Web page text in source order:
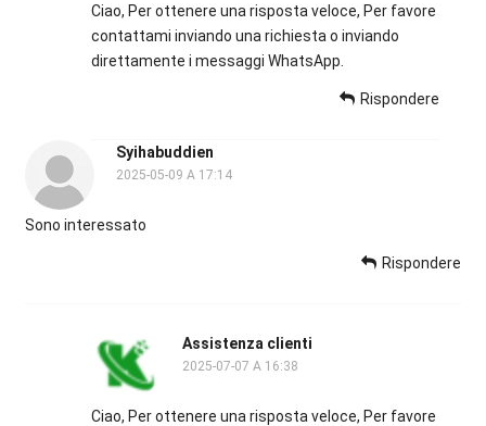
Ciao, Per ottenere una risposta veloce, Per favore
contattami inviando una richiesta o inviando
direttamente i messaggi WhatsApp.
Rispondere
Syihabuddien
2025-05-09 A 17:14
Sono interessato
Rispondere
Assistenza clienti
2025-07-07 A 16:38
Ciao, Per ottenere una risposta veloce, Per favore